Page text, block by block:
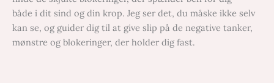
både i dit sind og din krop. Jeg ser det, du måske ikke selv
kan se, og guider dig til at give slip på de negative tanker,
mønstre og blokeringer, der holder dig fast.